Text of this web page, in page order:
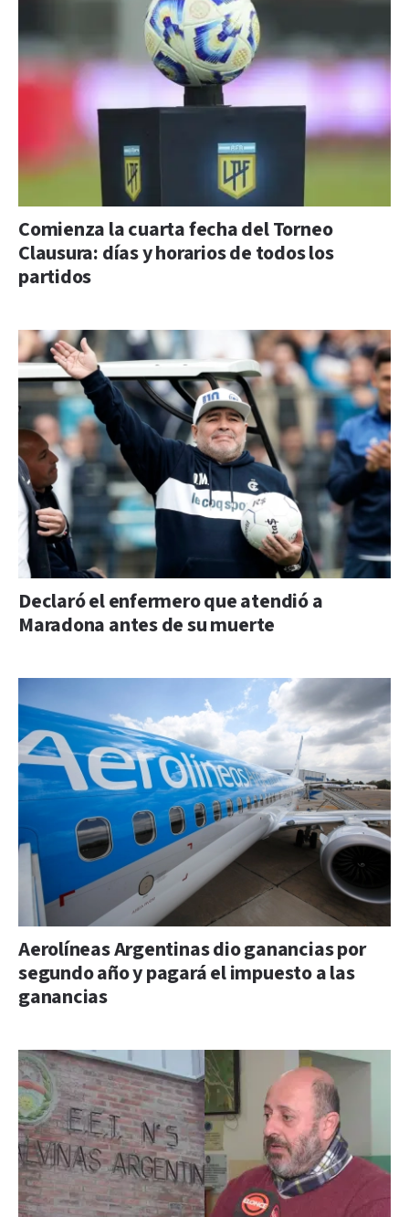
Comienza la cuarta fecha del Torneo
Clausura: días y horarios de todos los
partidos
Declaró el enfermero que atendió a
Maradona antes de su muerte
Aerolíneas Argentinas dio ganancias por
segundo año y pagará el impuesto a las
ganancias